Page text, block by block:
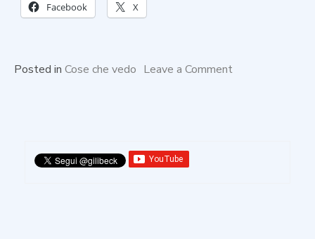
Facebook X
Posted in Cose che vedo Leave a Commenton